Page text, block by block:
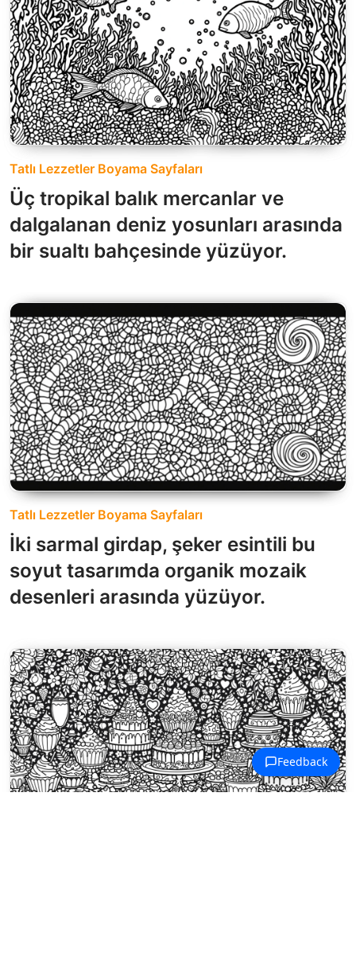
Tatlı Lezzetler Boyama Sayfaları
Üç tropikal balık mercanlar ve
dalgalanan deniz yosunları arasında
bir sualtı bahçesinde yüzüyor.
Tatlı Lezzetler Boyama Sayfaları
İki sarmal girdap, şeker esintili bu
soyut tasarımda organik mozaik
desenleri arasında yüzüyor.